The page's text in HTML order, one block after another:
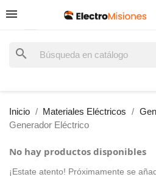
search
Inicio Materiales Eléctricos
Generador Eléctrico
No hay productos disponibles
¡Estate atento! Próximamente se